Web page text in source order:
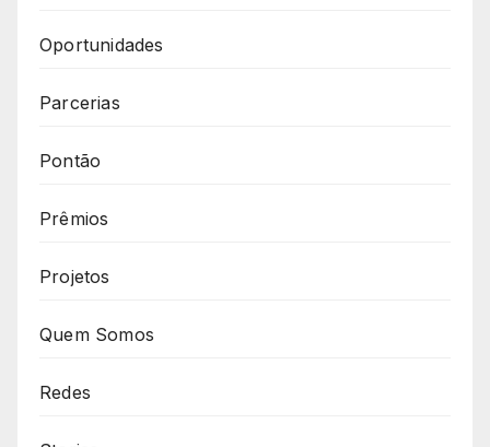
Oportunidades
Parcerias
Pontão
Prêmios
Projetos
Quem Somos
Redes